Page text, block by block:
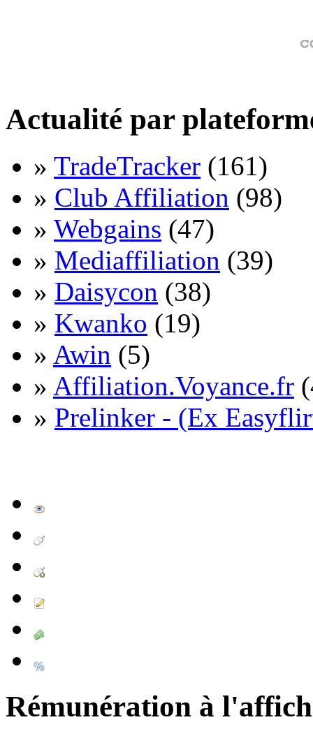
Actualité par
» TradeTracker (161)
» Club Affiliation (98)
» Webgains (47)
» Mediaffiliation (39)
» Daisycon (38)
» Kwanko (19)
» Awin (5)
» Affiliation.Voyance.fr
» Prelinker - (Ex
Rémunération à